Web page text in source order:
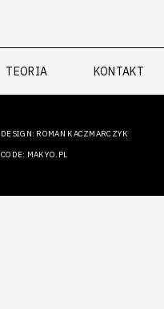
TEORIA KONTAKT
DESIGN: ROMAN KACZMARCZYK
CODE: MAKYO.PL